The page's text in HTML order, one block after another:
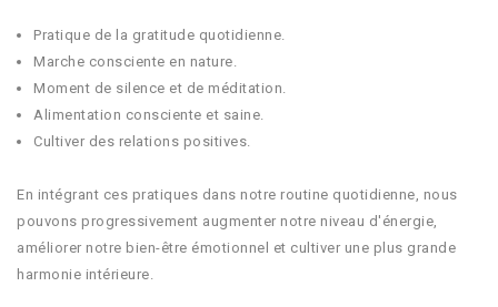
Pratique de la gratitude quotidienne.
Marche consciente en nature.
Moment de silence et de méditation.
Alimentation consciente et saine.
Cultiver des relations positives.
En intégrant ces pratiques dans notre routine quotidienne, nous
pouvons progressivement augmenter notre niveau d'énergie,
améliorer notre bien-être émotionnel et cultiver une plus grande
harmonie intérieure.